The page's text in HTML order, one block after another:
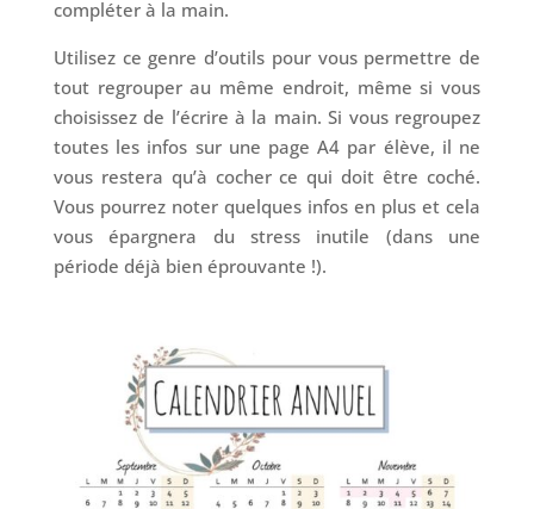
compléter à la main.
Utilisez ce genre d’outils pour vous permettre de
tout regrouper au même endroit, même si vous
choisissez de l’écrire à la main. Si vous regroupez
toutes les infos sur une page A4 par élève, il ne
vous restera qu’à cocher ce qui doit être coché.
Vous pourrez noter quelques infos en plus et cela
vous épargnera du stress inutile (dans une
période déjà bien éprouvante !).